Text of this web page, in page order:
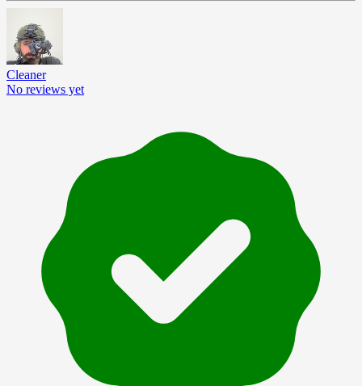
Cleaner
No reviews yet